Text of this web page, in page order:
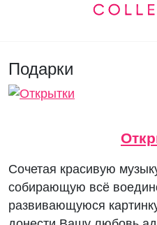
Подарки
Сочетая красивую
собирающую всё
развивающуюся